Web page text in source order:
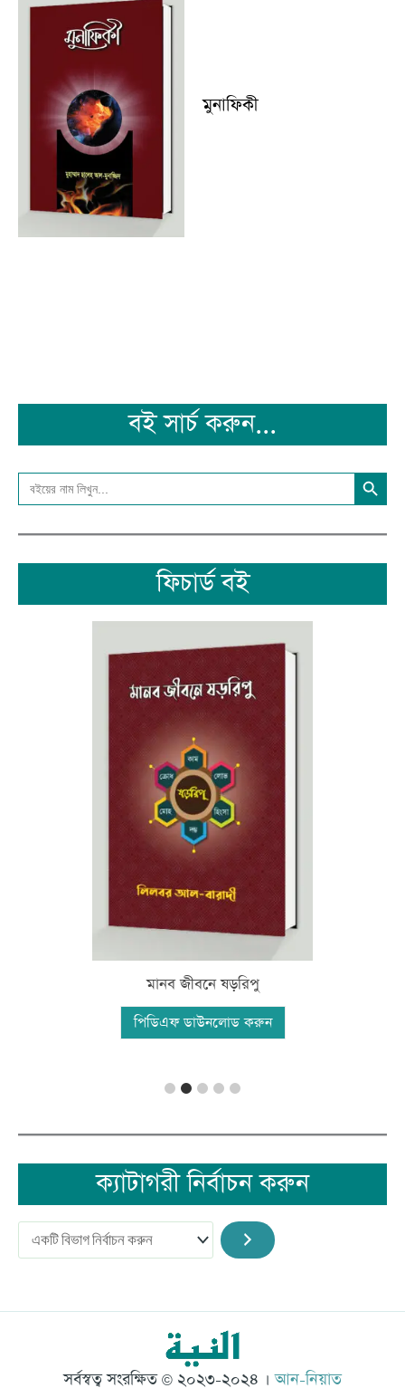
মুনাফিকী
বই সার্চ করুন...
Search
for:
Search Button
ফিচার্ড বই
মানব জীবনে ষড়রিপু
পিডিএফ ডাউনলোড করুন
ক্যাটাগরী নির্বাচন করুন
সর্বস্বত্ব সংরক্ষিত © ২০২৩-২০২৪ ।আন-নিয়াত